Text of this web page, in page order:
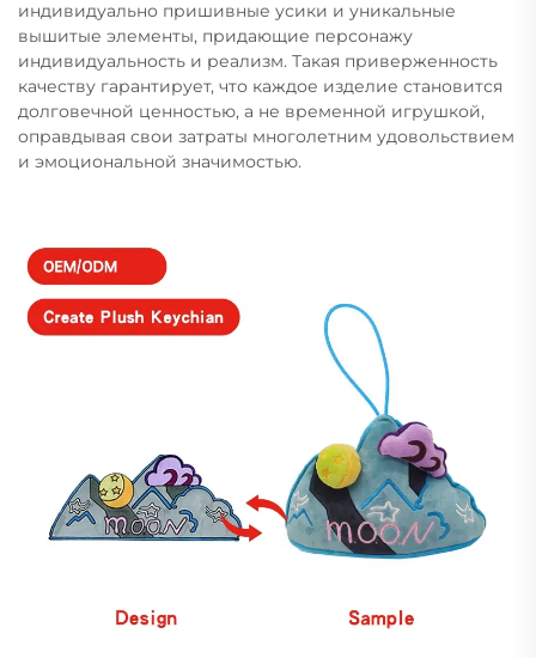
индивидуально пришивные усики и уникальные
вышитые элементы, придающие персонажу
индивидуальность и реализм. Такая приверженность
качеству гарантирует, что каждое изделие становится
долговечной ценностью, а не временной игрушкой,
оправдывая свои затраты многолетним удовольствием
и эмоциональной значимостью.